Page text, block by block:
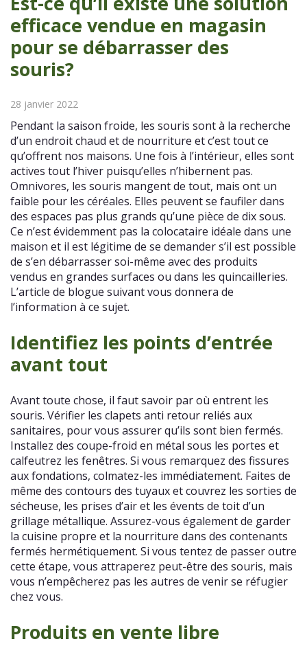
efficace vendue en magasin
pour se débarrasser des
souris?
28 janvier 2022
Pendant la saison froide, les souris sont à la recherche
d’un endroit chaud et de nourriture et c’est tout ce
qu’offrent nos maisons. Une fois à l’intérieur, elles sont
actives tout l’hiver puisqu’elles n’hibernent pas.
Omnivores, les souris mangent de tout, mais ont un
faible pour les céréales. Elles peuvent se faufiler dans
des espaces pas plus grands qu’une pièce de dix sous.
Ce n’est évidemment pas la colocataire idéale dans une
maison et il est légitime de se demander s’il est possible
de s’en débarrasser soi-même avec des produits
vendus en grandes surfaces ou dans les quincailleries.
L’article de blogue suivant vous donnera de
l’information à ce sujet.
Identifiez les points d’entrée
avant tout
Avant toute chose, il faut savoir par où entrent les
souris. Vérifier les clapets anti retour reliés aux
sanitaires, pour vous assurer qu’ils sont bien fermés.
Installez des coupe-froid en métal sous les portes et
calfeutrez les fenêtres. Si vous remarquez des fissures
aux fondations, colmatez-les immédiatement. Faites de
même des contours des tuyaux et couvrez les sorties de
sécheuse, les prises d’air et les évents de toit d’un
grillage métallique. Assurez-vous également de garder
la cuisine propre et la nourriture dans des contenants
fermés hermétiquement. Si vous tentez de passer outre
cette étape, vous attraperez peut-être des souris, mais
vous n’empêcherez pas les autres de venir se réfugier
chez vous.
Produits en vente libre